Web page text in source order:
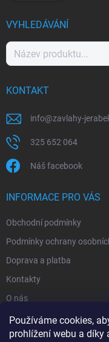
Používáme cookies,
prohlížení webu a díky
VYHLEDÁVÁNÍ
KONTAKT
info@zavlahy-
325 652 064
Náš facebook
INFORMACE PRO VÁS
Obchodní podmínky
Podmínky ochrany
Doprava a platba
Kontakty
O nás
Reklamace